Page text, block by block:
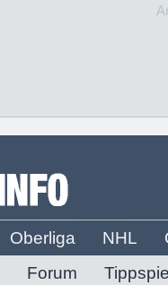
Oberliga NHL
Forum Tippspiel